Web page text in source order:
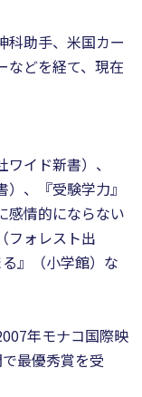
科助手、米国カー
などを経て、現在
イド新書）、
、『受験学力』
感情的にならない
フォレスト出
』（小学館）な
年モナコ国際映
最優秀賞を受